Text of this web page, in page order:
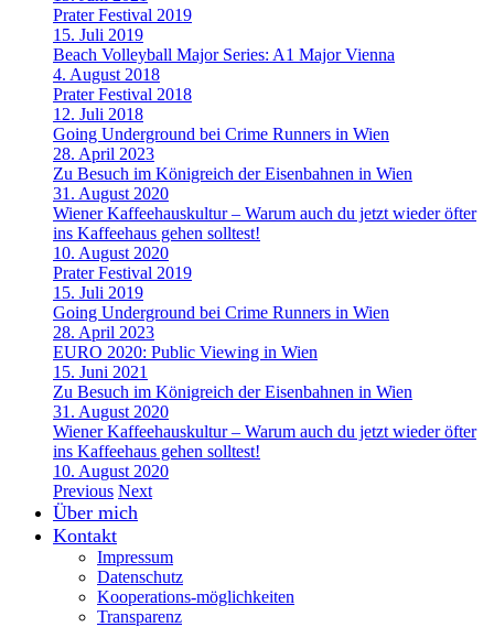
Prater Festival 2019
15. Juli 2019
Beach Volleyball Major Series: A1 Major Vienna
4. August 2018
Prater Festival 2018
12. Juli 2018
Going Underground bei Crime Runners in Wien
28. April 2023
Zu Besuch im Königreich der Eisenbahnen in Wien
31. August 2020
Wiener Kaffeehauskultur – Warum auch du jetzt wieder öfter
ins Kaffeehaus gehen solltest!
10. August 2020
Prater Festival 2019
15. Juli 2019
Going Underground bei Crime Runners in Wien
28. April 2023
EURO 2020: Public Viewing in Wien
15. Juni 2021
Zu Besuch im Königreich der Eisenbahnen in Wien
31. August 2020
Wiener Kaffeehauskultur – Warum auch du jetzt wieder öfter
ins Kaffeehaus gehen solltest!
10. August 2020
Previous Next
Über mich
Kontakt
Impressum
Datenschutz
Kooperations-möglichkeiten
Transparenz